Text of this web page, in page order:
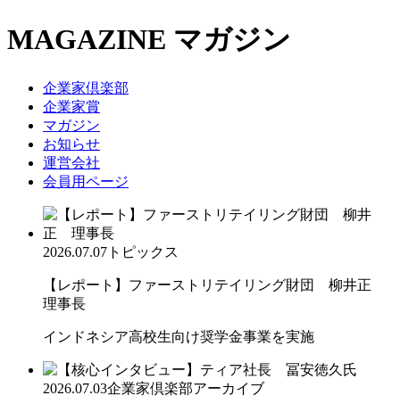
MAGAZINE マガジン
企業家倶楽部
企業家賞
マガジン
お知らせ
運営会社
会員用ページ
2026.07.07 トピックス
【レポート】ファーストリテイリング財団 柳井正
理事長
インドネシア高校生向け奨学金事業を実施
2026.07.03企業家倶楽部アーカイブ